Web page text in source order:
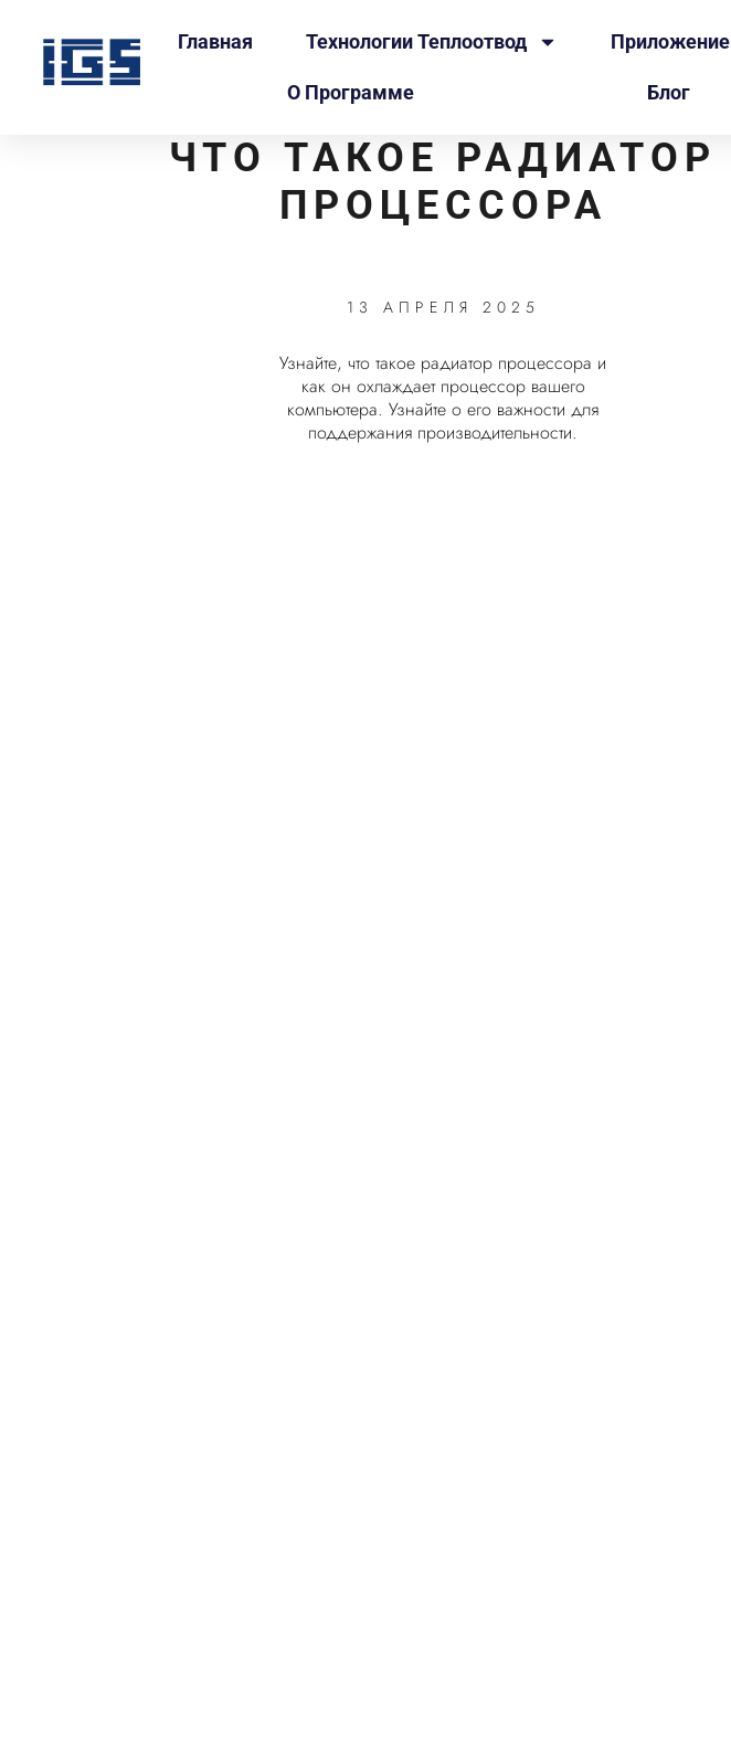
Главная Технологии Теплоотвод Приложение
О Программе Блог
ЧТО ТАКОЕ РАДИАТОР
ПРОЦЕССОРА
13 АПРЕЛЯ 2025
Узнайте, что такое радиатор процессора и
как он охлаждает процессор вашего
компьютера. Узнайте о его важности для
поддержания производительности.